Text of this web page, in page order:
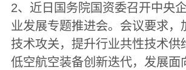
2、近日国务院国资委召开中央
业发展专题推进会。会议要求，
技术攻关，提升行业共性技术供
低空航空装备创新迭代，发展面